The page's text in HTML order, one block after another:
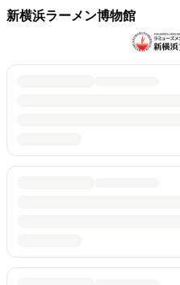
新横浜ラーメン博物館